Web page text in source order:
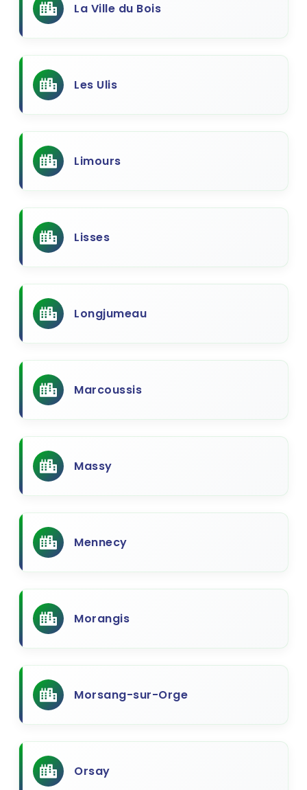
La Ville du Bois
Les Ulis
Limours
Lisses
Longjumeau
Marcoussis
Massy
Mennecy
Morangis
Morsang-sur-Orge
Orsay